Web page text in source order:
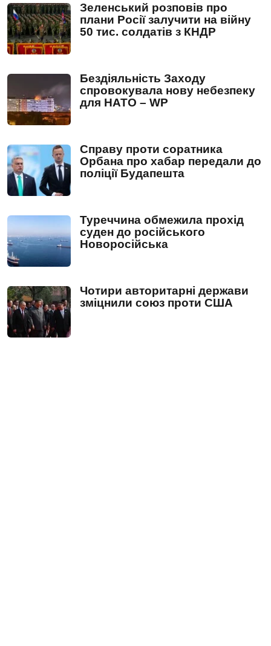
Зеленський розповів про
плани Росії залучити на війну
50 тис. солдатів з КНДР
Бездіяльність Заходу
спровокувала нову небезпеку
для НАТО – WP
Справу проти соратника
Орбана про хабар передали до
поліції Будапешта
Туреччина обмежила прохід
суден до російського
Новоросійська
Чотири авторитарні держави
зміцнили союз проти США